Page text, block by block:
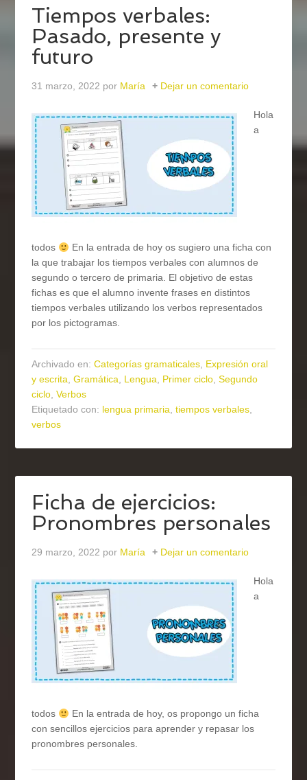
Tiempos verbales:
Pasado, presente y
futuro
31 marzo, 2022 por María Dejar un comentario
Hola
a
todos
En la entrada de hoy os sugiero una ficha con
la que trabajar los tiempos verbales con alumnos de
segundo o tercero de primaria. El objetivo de estas
fichas es que el alumno invente frases en distintos
tiempos verbales utilizando los verbos representados
por los pictogramas.
Archivado en:Categorías gramaticales, Expresión oral
y escrita,Gramática, Lengua, Primer ciclo,Segundo
ciclo,Verbos
Etiquetado con: lengua primaria,tiempos verbales,
verbos
Ficha de ejercicios:
Pronombres personales
29 marzo, 2022 por María Dejar un comentario
Hola
a
todos
En la entrada de hoy, os propongo un ficha
con sencillos ejercicios para aprender y repasar los
pronombres personales.